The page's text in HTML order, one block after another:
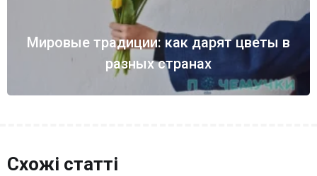
Мировые традиции: как дарят цветы в
разных странах
Схожі статті